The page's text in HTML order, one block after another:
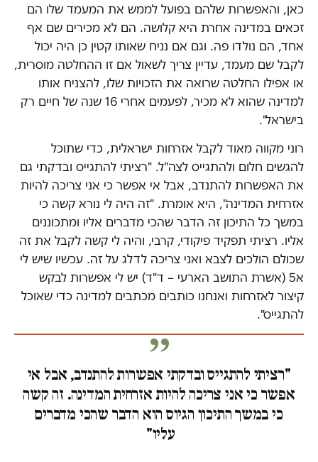
כאן, והאפשרות שלהם בפועל לממש את המעמד שלו הם
זכאים במדינה אחרת היא קלושה. הם לא מכירים שם אף
אחד, הם נולדו פה. וגם אם נניח שאותו קטין כן היה יכול
לקבל שם מעמד, עדיין צריך לשאול אם זו ההחלטה מוסרית,
או אפילו החלטה שרואה את הזכויות שלו, להצניח אותו
למדינה שהוא לא מכיר, לפעמים אחרי 16 שנה של חיים רק
בישראל".
רוני מקווה מאוד לקבל אזרחות ישראלית, כדי שתוכל
להגשים חלום ולהתגייס לצה"ל. "רציתי להתגייס ובדקתי גם
את האפשרות להתנדב, אבל אי אפשר כי אני צריכה להיות
אזרחית המדינה", היא אומרת. "זה היה לי נורא קשה כי
במשך כל התיכון זה הדבר שהכי מדברים אליו ומתכוננים
אליו. רציתי תפקיד פיקודי, קרבי, והיה לי קשה לקבל את זה
שכולם הולכים לצבא ואני צריכה לדלג על זה. עכשיו שיש לי
א5 (אשרת התושב הארעי – ד"ד) יש לי אפשרות לבקש
קיצור לאזרחות ואנחנו כותבים מכתבים למדינה כדי שאוכל
להתגייס".
"רציתי להתגייס ובדקתי אפשרות להתנדב, אבל אי
אפשר כי אני צריכה להיות אזרחית המדינה. זה קשה
כי במשך התיכון הגיוס הוא הדבר שהכי מדברים
עליו"